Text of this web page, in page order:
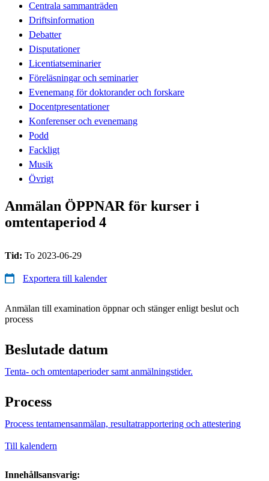
Centrala sammanträden
Driftsinformation
Debatter
Disputationer
Licentiatseminarier
Föreläsningar och seminarier
Evenemang för doktorander och forskare
Docentpresentationer
Konferenser och evenemang
Podd
Fackligt
Musik
Övrigt
Anmälan ÖPPNAR för kurser i
omtentaperiod 4
Tid: To 2023-06-29
Exportera till kalender
Anmälan till examination öppnar och stänger enligt beslut och
process
Beslutade datum
Tenta- och omtentaperioder samt anmälningstider.
Process
Process tentamensanmälan, resultatrapportering och attestering
Till kalendern
Innehållsansvarig: